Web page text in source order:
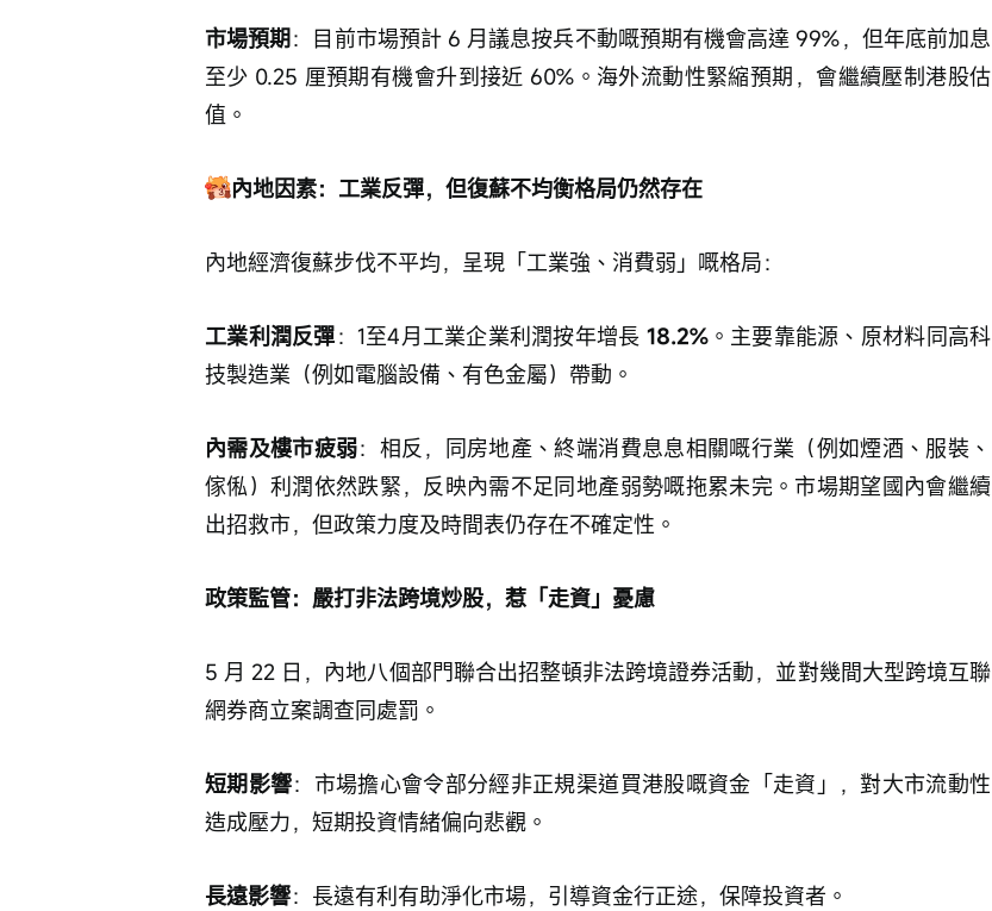
市場預期：目前市場預計 6 月議息按兵不動嘅預期有機會高達 99%，但年底前加息
至少 0.25 厘預期有機會升到接近 60%。海外流動性緊縮預期，會繼續壓制港股估
值。
內地因素：工業反彈，但復蘇不均衡格局仍然存在
內地經濟復蘇步伐不平均，呈現「工業強、消費弱」嘅格局：
工業利潤反彈：1至4月工業企業利潤按年增長 18.2%。主要靠能源、原材料同高科
技製造業（例如電腦設備、有色金屬）帶動。
內需及樓市疲弱：相反，同房地產、終端消費息息相關嘅行業（例如煙酒、服裝、
傢俬）利潤依然跌緊，反映內需不足同地產弱勢嘅拖累未完。市場期望國內會繼續
出招救市，但政策力度及時間表仍存在不確定性。
政策監管：嚴打非法跨境炒股，惹「走資」憂慮
5 月 22 日，內地八個部門聯合出招整頓非法跨境證券活動，並對幾間大型跨境互聯
網券商立案調查同處罰。
短期影響：市場擔心會令部分經非正規渠道買港股嘅資金「走資」，對大市流動性
造成壓力，短期投資情緒偏向悲觀。
長遠影響：長遠有利有助淨化市場，引導資金行正途，保障投資者。